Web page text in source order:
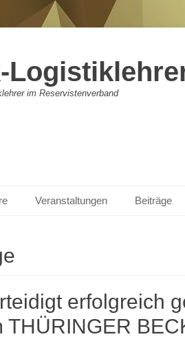
im Reservistenverband
Veranstaltungen Beiträge
erfolgreich
THÜRINGER